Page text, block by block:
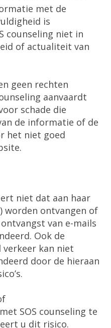
met de
is
counseling niet in
of actualiteit van
geen rechten
aanvaardt
schade die
de informatie of de
het niet goed
niet dat aan haar
worden ontvangen of
van e-mails
Ook de
verkeer kan niet
door de hieraan
SOS counseling te
u dit risico.